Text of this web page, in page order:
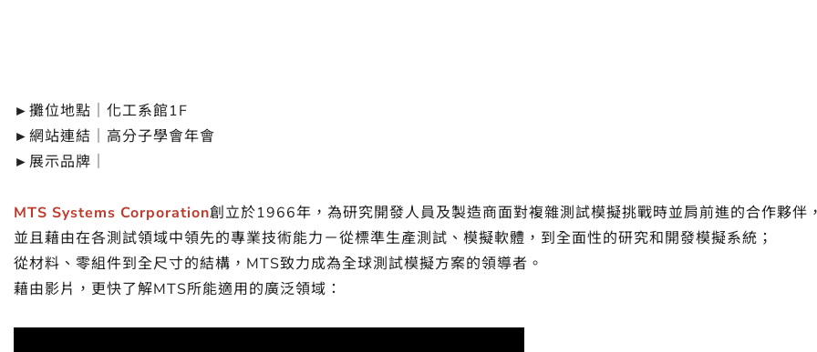
►攤位地點｜化工系館1F
►網站連結｜ 高分子學會年會
►展示品牌｜
MTS Systems Corporation創立於1966年，為研究開發人員及製造商面對複雜測試模擬挑戰時並肩前進的合作夥伴
並且藉由在各測試領域中領先的專業技術能力－從標準生產測試、模擬軟體，到全面性的研究和開發模擬系統；
從材料、零組件到全尺寸的結構，MTS致力成為全球測試模擬方案的領導者。
藉由影片，更快了解MTS所能適用的廣泛領域：